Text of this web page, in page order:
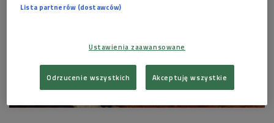
Lista partnerów (dostawców)
Ustawienia zaawansowane
Odrzucenie wszystkich Akceptuję wszystkie